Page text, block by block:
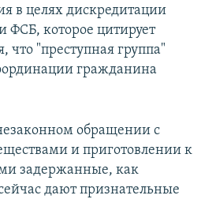
в целях дискредитации
ФСБ, которое цитирует
что "преступная группа"
гражданина
обращении с
и приготовлении к
задержанные, как
дают признательные